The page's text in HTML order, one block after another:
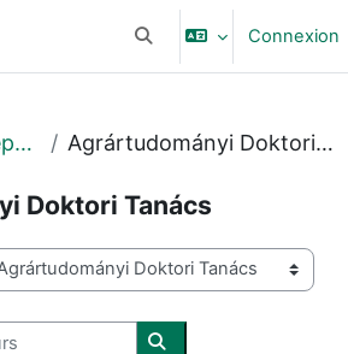
Activer/désactiver la
Connexion
Doktori képzések Agrártudományi Doktori Tanács
Doktori Tanács